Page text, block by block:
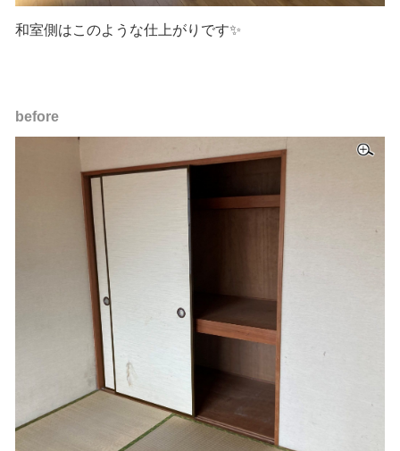
和室側はこのような仕上がりです✨
before